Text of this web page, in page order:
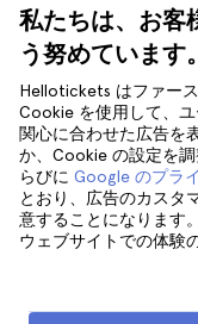
私たちは、お客
う努めています。
Hellotickets はファー
Cookie を使用して、
関心に合わせた広告を
か、Cookie の設定を
らびに Google のプラ
とおり、広告のカスタ
意することになります。
ウェブサイトでの体験
個人情報保護方針
利用規約
法律相談
cookie
サポート
サポート
お問い合わせ